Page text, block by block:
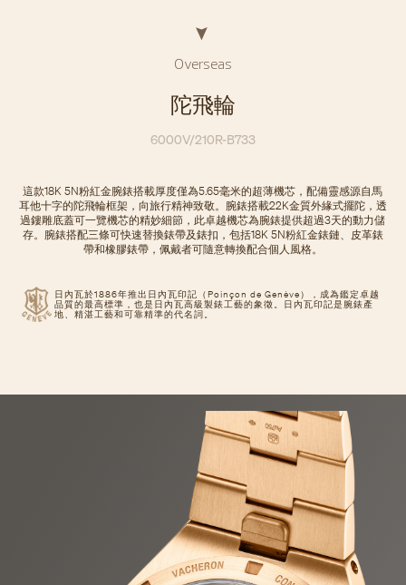
Overseas
陀飛輪
6000V/210R-B733
日內瓦於1886年推出日內瓦印記（Poinçon de Genève），成為鑑定卓越
品質的最高標準，也是日內瓦高級製錶工藝的象徵。日內瓦印記是腕錶產
地、精湛工藝和可靠精準的代名詞。
這款18K 5N粉紅金腕錶搭載厚度僅為5.65毫米的超薄機芯，配備靈感源自馬
耳他十字的陀飛輪框架，向旅行精神致敬。腕錶搭載22K金質外緣式擺陀，透
過鏤雕底蓋可一覽機芯的精妙細節，此卓越機芯為腕錶提供超過3天的動力儲
存。腕錶搭配三條可快速替換錶帶及錶扣，包括18K 5N粉紅金錶鏈、皮革錶
帶和橡膠錶帶，佩戴者可隨意轉換配合個人風格。